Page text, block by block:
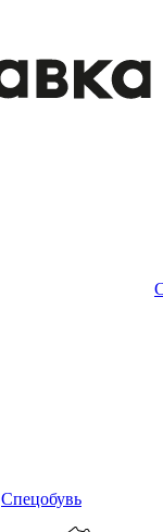
Спецобувь